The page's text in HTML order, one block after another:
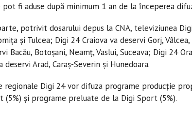
pot fi aduse după minimum 1 an de la începerea
potrivit dosarului depus la CNA, televiziunea
şi Tulcea; Digi 24 Craiova va deservi Gorj,
Bacău, Botoşani, Neamţ, Vaslui, Suceava; Digi 24
deservi Arad, Caraş-Severin şi Hunedoara.
regionale Digi 24 vor difuza programe producţie
(5%) şi programe preluate de la Digi Sport (5%).